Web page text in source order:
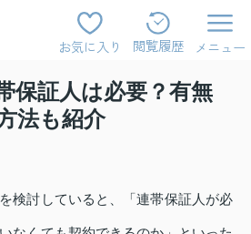
お気に入り 閲覧履歴 メニュー
保証人は必要？有無
法も紹介
検討していると、「連帯保証人が必